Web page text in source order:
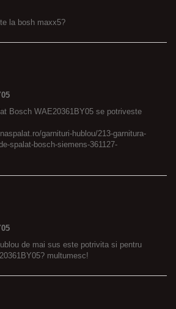
la bosh maxx5?
Bosch WAE20361BY05 se potriveste
garnituri-hublou/213-garnitura-
spalat-bosch-siemens-361127-
de mai sus este potrivita si pentru
multumesc!